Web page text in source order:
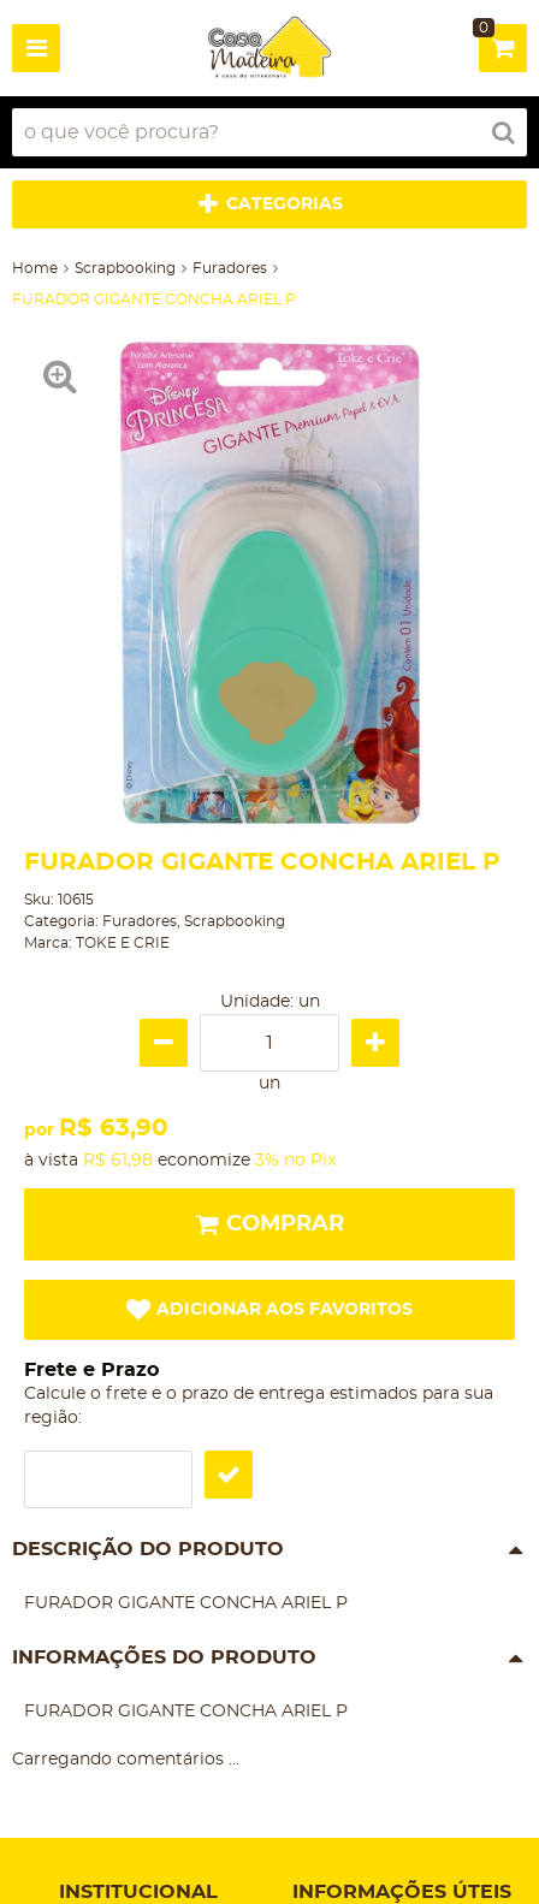
0
CATEGORIAS
Home Scrapbooking Furadores
FURADOR GIGANTE CONCHA ARIEL P
FURADOR GIGANTE CONCHA ARIEL P
Sku: 10615
Categoria: Furadores Scrapbooking
Marca: TOKE E CRIE
Unidade: un
un
por R$ 63,90
à vista R$ 61,98 economize 3% no Pix
COMPRAR
ADICIONAR AOS FAVORITOS
Frete e Prazo
Calcule o frete e o prazo de entrega estimados para sua
região:
DESCRIÇÃO DO PRODUTO
FURADOR GIGANTE CONCHA ARIEL P
INFORMAÇÕES DO PRODUTO
FURADOR GIGANTE CONCHA ARIEL P
Carregando comentários ...
INSTITUCIONAL INFORMAÇÕES ÚTEIS